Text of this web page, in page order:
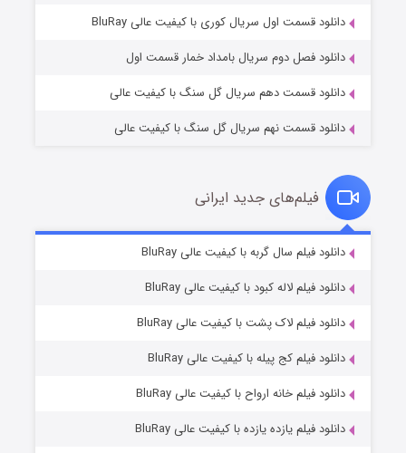
قسمت۱ (زیرنویس) منتشر شد
قسمت۶ (زیرنویس) منتشر شد
دانلود قسمت اول سریال کوری با کیفیت عالی BluRay
دانلود فصل دوم سریال بامداد خمار قسمت اول
دانلود قسمت دهم سریال گل سنگ با کیفیت عالی
دانلود قسمت نهم سریال گل سنگ با کیفیت عالی
فیلم‌های جدید ایرانی
دانلود فیلم سال گربه با کیفیت عالی BluRay
دانلود فیلم لاله کبود با کیفیت عالی BluRay
دانلود فیلم لاک پشت با کیفیت عالی BluRay
دانلود فیلم کج‌ پیله با کیفیت عالی BluRay
دانلود فیلم خانه ارواح با کیفیت عالی BluRay
دانلود فیلم یازده یازده با کیفیت عالی BluRay